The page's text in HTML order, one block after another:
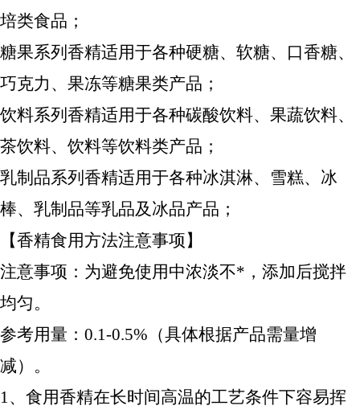
培类食品；
糖果系列香精适用于各种硬糖、软糖、口香糖、
巧克力、果冻等糖果类产品；
饮料系列香精适用于各种碳酸饮料、果蔬饮料、
茶饮料、饮料等饮料类产品；
乳制品系列香精适用于各种冰淇淋、雪糕、冰
棒、乳制品等乳品及冰品产品；
【香精食用方法注意事项】
注意事项：为避免使用中浓淡不*，添加后搅拌
均匀。
参考用量：0.1-0.5%（具体根据产品需量增
减）。
1、食用香精在长时间高温的工艺条件下容易挥